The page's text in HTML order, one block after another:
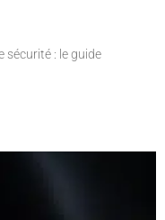
sécurité : le guide